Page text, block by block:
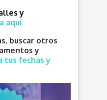
y
aquí
buscar otros
y
tus fechas y